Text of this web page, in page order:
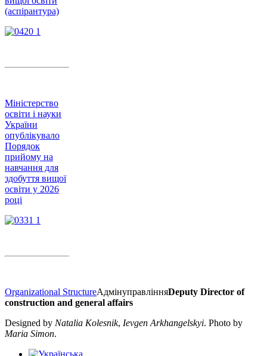
(аспірантура)
Міністерство
освіти і науки
України
опублікувало
Порядок
прийому на
навчання для
здобуття вищої
освіти у 2026
році
Organizational StructureАдмінуправлінняDeputy Director of
construction and general affairs
Designed by Natalia Kolesnik, Ievgen Arkhangelskyi. Photo by
Maria Simon.